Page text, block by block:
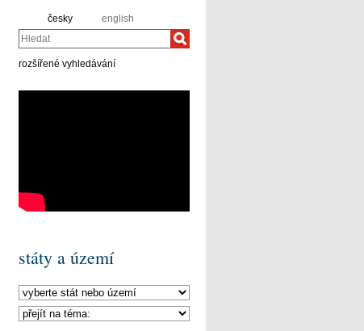
česky english
Hledat
rozšířené vyhledávání
státy a území